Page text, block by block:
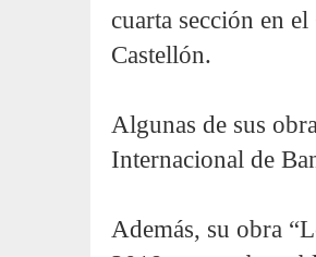
cuarta sección en
Castellón.
Algunas de sus
Internacional de
Además, su obra